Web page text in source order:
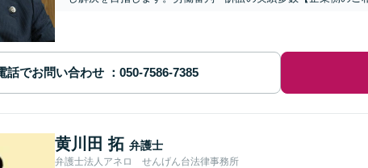
話でお問い合わせ
黄川田 拓 弁護士
弁護士法人アネロ せんげん台法律事務所